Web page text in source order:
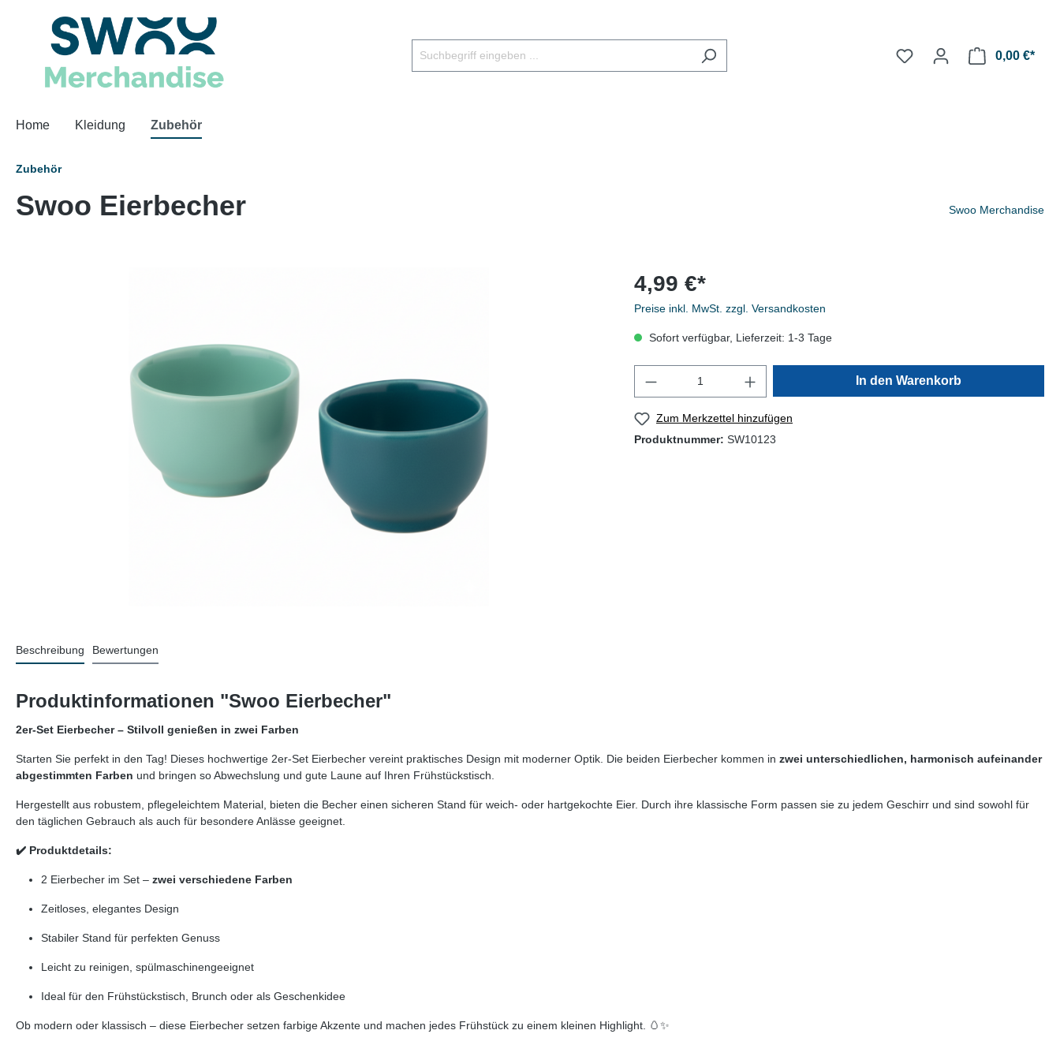
0,00 €*
Home Kleidung Zubehör
Zubehör
Swoo Eierbecher Swoo Merchandise
4,99 €*
Preise inkl. MwSt. zzgl. Versandkosten
Sofort verfügbar, Lieferzeit: 1-3 Tage
In den Warenkorb
Zum Merkzettel hinzufügen
Produktnummer: SW10123
Beschreibung Bewertungen
Produktinformationen "Swoo Eierbecher"
2er-Set Eierbecher – Stilvoll genießen in zwei Farben
Starten Sie perfekt in den Tag! Dieses hochwertige 2er-Set Eierbecher vereint praktisches Design mit moderner Optik. Die beiden Eierbecher kommen in zwei unterschiedlichen, harmonisch aufeinander
abgestimmten Farben und bringen so Abwechslung und gute Laune auf Ihren Frühstückstisch.
Hergestellt aus robustem, pflegeleichtem Material, bieten die Becher einen sicheren Stand für weich- oder hartgekochte Eier. Durch ihre klassische Form passen sie zu jedem Geschirr und sind sowohl für
den täglichen Gebrauch als auch für besondere Anlässe geeignet.
✔️ Produktdetails:
2 Eierbecher im Set – zwei verschiedene Farben
Zeitloses, elegantes Design
Stabiler Stand für perfekten Genuss
Leicht zu reinigen, spülmaschinengeeignet
Ideal für den Frühstückstisch, Brunch oder als Geschenkidee
Ob modern oder klassisch – diese Eierbecher setzen farbige Akzente und machen jedes Frühstück zu einem kleinen Highlight. 🥚✨